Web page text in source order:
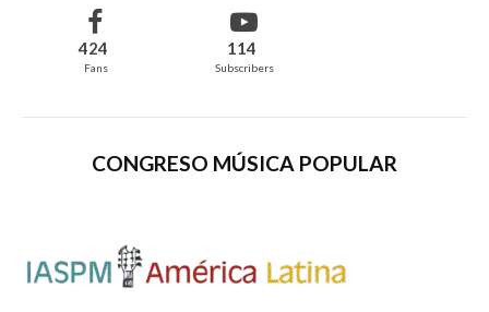
424
Fans
114
Subscribers
CONGRESO MÚSICA POPULAR